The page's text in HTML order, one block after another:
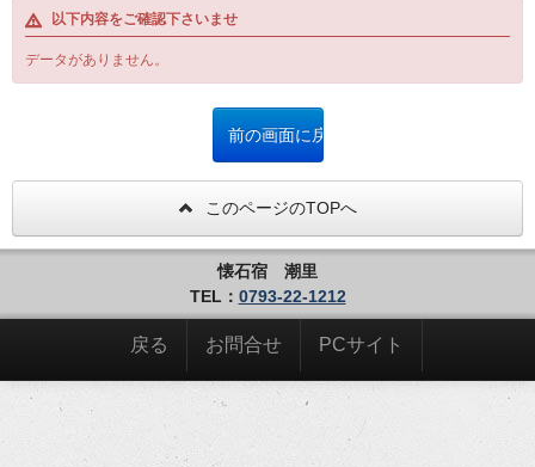
以下内容をご確認下さいませ
データがありません。
このページのTOPへ
懐石宿 潮里
TEL： 0793-22-1212
戻る お問合せ PCサイト